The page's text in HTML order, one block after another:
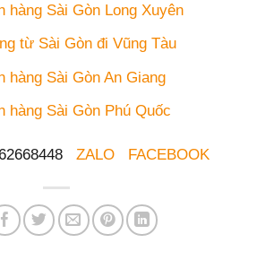
hàng Sài Gòn Long Xuyên
từ Sài Gòn đi Vũng Tàu
hàng Sài Gòn An Giang
hàng Sài Gòn Phú Quốc
ZALO FACEBOOK